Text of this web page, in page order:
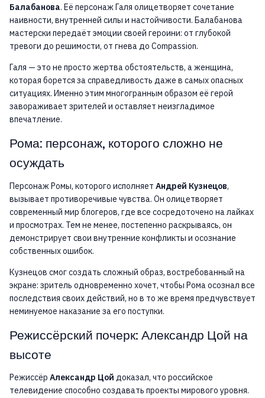
Балабанова. Её персонаж Галя олицетворяет сочетание
наивности, внутренней силы и настойчивости. Балабанова
мастерски передаёт эмоции своей героини: от глубокой
тревоги до решимости, от гнева до Compassion.
Галя — это не просто жертва обстоятельств, а женщина,
которая борется за справедливость даже в самых опасных
ситуациях. Именно этим многогранным образом её герой
завораживает зрителей и оставляет неизгладимое
впечатление.
Рома: персонаж, которого сложно не
осуждать
Персонаж Ромы, которого исполняет Андрей Кузнецов,
вызывает противоречивые чувства. Он олицетворяет
современный мир блогеров, где все сосредоточено на лайках
и просмотрах. Тем не менее, постепенно раскрываясь, он
демонстрирует свои внутренние конфликты и осознание
собственных ошибок.
Кузнецов смог создать сложный образ, востребованный на
экране: зритель одновременно хочет, чтобы Рома осознал все
последствия своих действий, но в то же время предчувствует
неминуемое наказание за его поступки.
Режиссёрский почерк: Александр Цой на
высоте
Режиссёр Александр Цой доказал, что российское
телевидение способно создавать проекты мирового уровня.